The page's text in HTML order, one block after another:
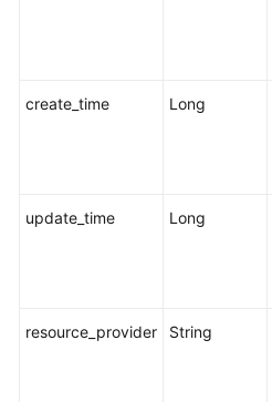
域）
必
览
create_time Long
update_time Long
resource_provider String